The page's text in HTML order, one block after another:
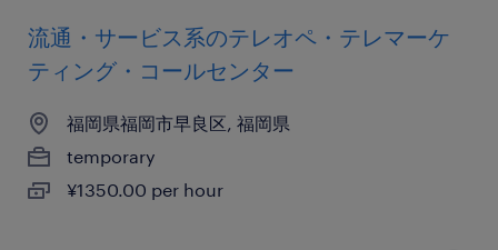
流通・サービス系のテレオペ・テレマーケ
ティング・コールセンター
福岡県福岡市早良区, 福岡県
temporary
¥1350.00 per hour